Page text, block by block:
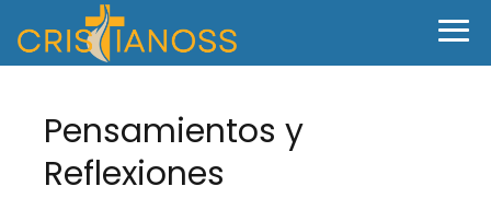
Pensamientos y
Reflexiones